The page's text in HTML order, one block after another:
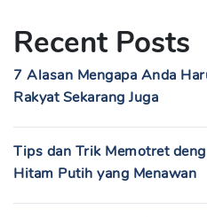
Recent Posts
7 Alasan Mengapa Anda
Rakyat Sekarang Juga
Tips dan Trik Memotret
Hitam Putih yang Menawan